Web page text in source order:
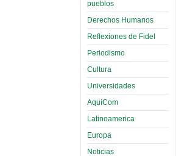
pueblos
Derechos Humanos
Reflexiones de Fidel
Periodismo
Cultura
Universidades
AquíCom
Latinoamerica
Europa
Noticias